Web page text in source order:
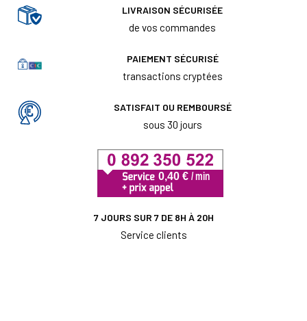
LIVRAISON SÉCURISÉE
de vos commandes
PAIEMENT SÉCURISÉ
transactions cryptées
SATISFAIT OU REMBOURSÉ
sous 30 jours
7 JOURS SUR 7 DE 8H À 20H
Service clients